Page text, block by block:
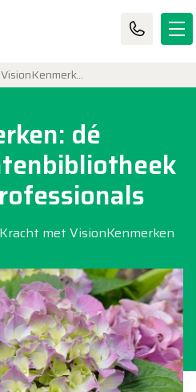
VisionKenmerken
dé
met VisionKenmerken